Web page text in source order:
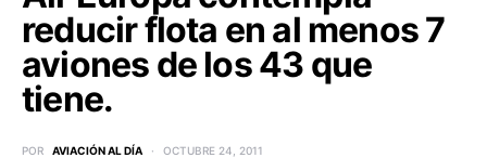
reducir flota en al menos 7
aviones de los 43 que
tiene.
POR AVIACIÓN AL DÍA OCTUBRE 24, 2011